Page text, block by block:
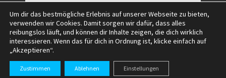
©2025 All Right Reserved.
Um dir das bestmögliche Erlebnis auf unserer Webseite zu bieten,
verwenden wir Cookies. Damit sorgen wir dafür, dass alles
reibungslos läuft, und können dir Inhalte zeigen, die dich wirklich
interessieren. Wenn das für dich in Ordnung ist, klicke einfach auf
„Akzeptieren“.
Zustimmen Ablehnen Einstellungen